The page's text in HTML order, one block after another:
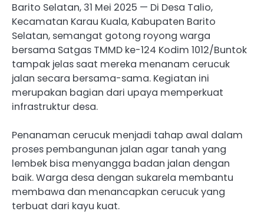
Barito Selatan, 31 Mei 2025 — Di Desa Talio,
Kecamatan Karau Kuala, Kabupaten Barito
Selatan, semangat gotong royong warga
bersama Satgas TMMD ke-124 Kodim 1012/Buntok
tampak jelas saat mereka menanam cerucuk
jalan secara bersama-sama. Kegiatan ini
merupakan bagian dari upaya memperkuat
infrastruktur desa.
Penanaman cerucuk menjadi tahap awal dalam
proses pembangunan jalan agar tanah yang
lembek bisa menyangga badan jalan dengan
baik. Warga desa dengan sukarela membantu
membawa dan menancapkan cerucuk yang
terbuat dari kayu kuat.